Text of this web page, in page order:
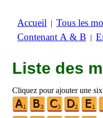
Accueil | Tous les
Contenant A & B |
Liste des
Cliquez pour ajouter une